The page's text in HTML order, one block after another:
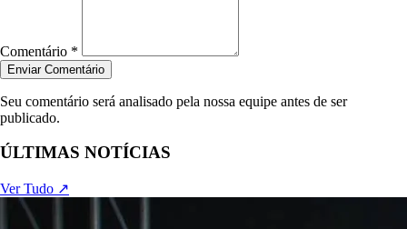
Comentário *
Enviar Comentário
Seu comentário será analisado pela nossa equipe antes de ser
publicado.
ÚLTIMAS NOTÍCIAS
Ver Tudo ↗